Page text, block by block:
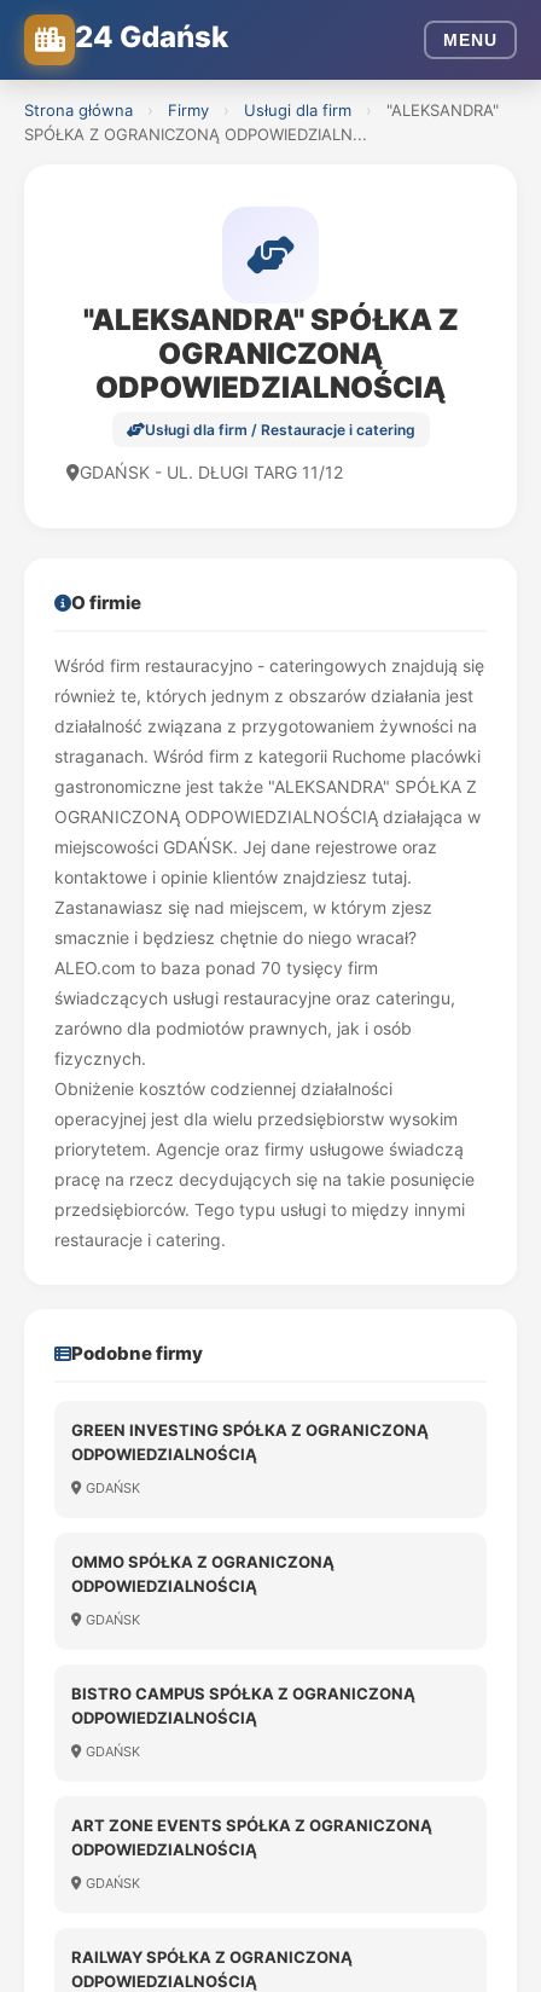
24 Gdańsk MENU
Strona główna › Firmy › Usługi dla firm ›
"ALEKSANDRA"
SPÓŁKA Z OGRANICZONĄ ODPOWIEDZIALN...
"ALEKSANDRA" SPÓŁKA Z
OGRANICZONĄ
ODPOWIEDZIALNOŚCIĄ
Usługi dla firm / Restauracje i catering
GDAŃSK - UL. DŁUGI TARG 11/12
O firmie
Wśród firm restauracyjno - cateringowych znajdują się
również te, których jednym z obszarów działania jest
działalność związana z przygotowaniem żywności na
straganach. Wśród firm z kategorii Ruchome placówki
gastronomiczne jest także "ALEKSANDRA" SPÓŁKA Z
OGRANICZONĄ ODPOWIEDZIALNOŚCIĄ działająca w
miejscowości GDAŃSK. Jej dane rejestrowe oraz
kontaktowe i opinie klientów znajdziesz tutaj.
Zastanawiasz się nad miejscem, w którym zjesz
smacznie i będziesz chętnie do niego wracał?
ALEO.com to baza ponad 70 tysięcy firm
świadczących usługi restauracyjne oraz cateringu,
zarówno dla podmiotów prawnych, jak i osób
fizycznych.
Obniżenie kosztów codziennej działalności
operacyjnej jest dla wielu przedsiębiorstw wysokim
priorytetem. Agencje oraz firmy usługowe świadczą
pracę na rzecz decydujących się na takie posunięcie
przedsiębiorców. Tego typu usługi to między innymi
restauracje i catering.
Podobne firmy
GREEN INVESTING SPÓŁKA Z OGRANICZONĄ
ODPOWIEDZIALNOŚCIĄ
GDAŃSK
OMMO SPÓŁKA Z OGRANICZONĄ
ODPOWIEDZIALNOŚCIĄ
GDAŃSK
BISTRO CAMPUS SPÓŁKA Z OGRANICZONĄ
ODPOWIEDZIALNOŚCIĄ
GDAŃSK
ART ZONE EVENTS SPÓŁKA Z OGRANICZONĄ
ODPOWIEDZIALNOŚCIĄ
GDAŃSK
RAILWAY SPÓŁKA Z OGRANICZONĄ
ODPOWIEDZIALNOŚCIĄ